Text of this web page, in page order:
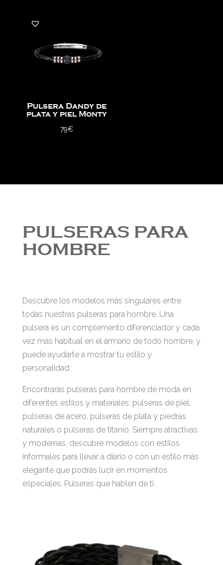
Pulsera Dandy de
plata y piel Monty
79€
PULSERAS PARA
HOMBRE
Descubre los modelos más singulares entre
todas nuestras pulseras para hombre. Una
pulsera es un complemento diferenciador y cada
vez más habitual en el armario de todo hombre, y
puede ayudarte a mostrar tu estilo y
personalidad.
Encontrarás pulseras para hombre de moda en
diferentes estilos y materiales: pulseras de piel,
pulseras de acero, pulseras de plata y piedras
naturales o pulseras de titanio. Siempre atractivas
y modernas, descubre modelos con estilos
informales para llevar a diario o con un estilo más
elegante que podrás lucir en momentos
especiales. Pulseras que hablen de ti.